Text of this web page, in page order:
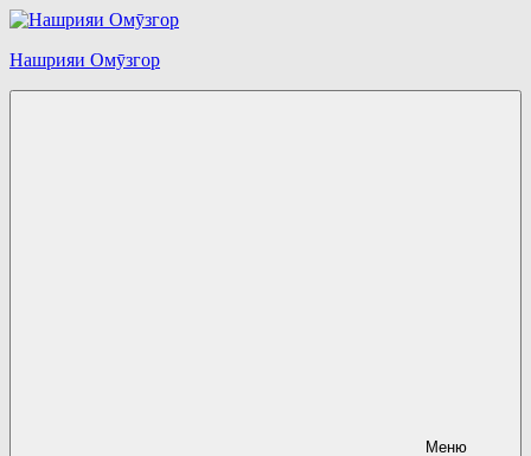
Перейти
содержимому
Нашрияи Омӯзгор
Меню